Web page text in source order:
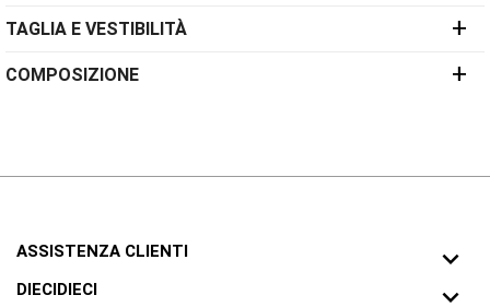
TAGLIA E VESTIBILITÀ +
COMPOSIZIONE +
ASSISTENZA CLIENTI 
DIECIDIECI 